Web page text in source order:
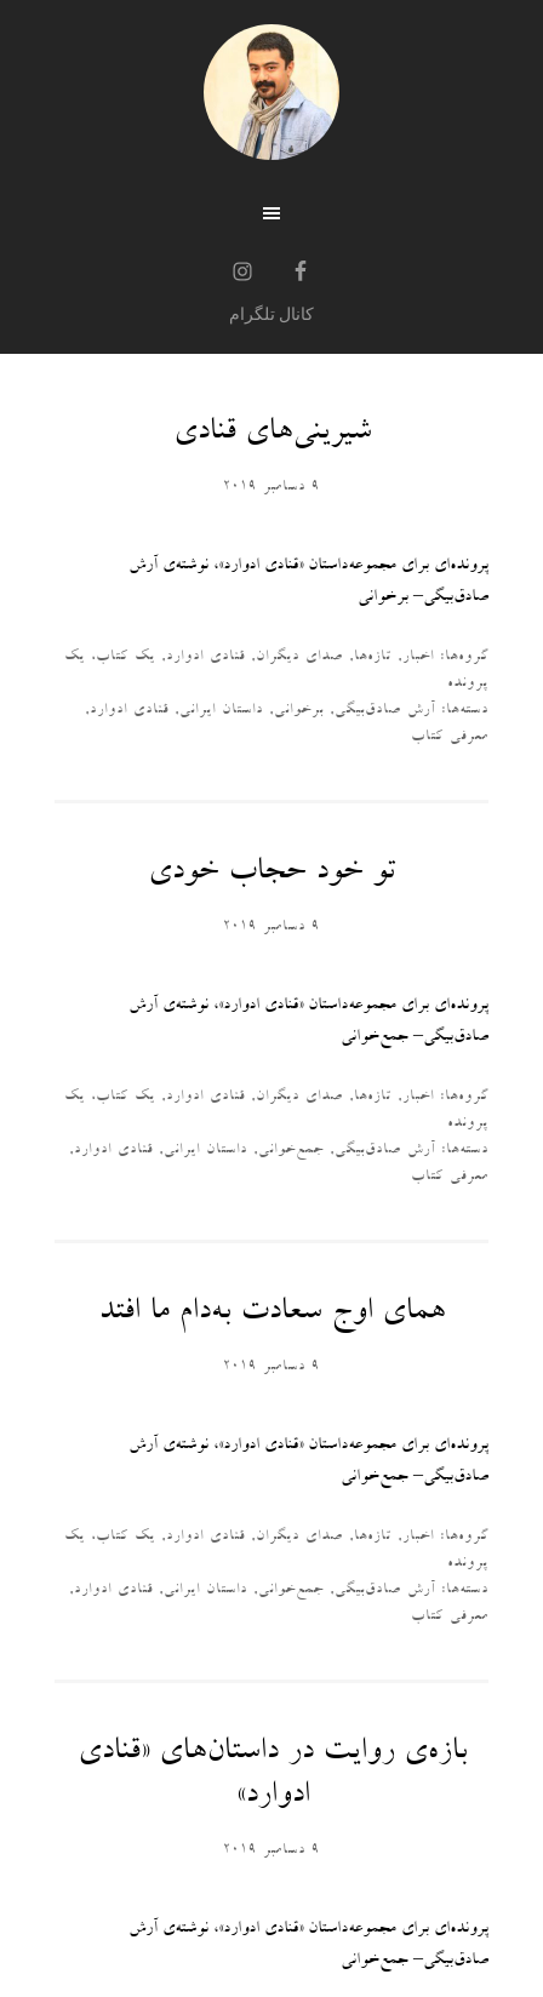
کانال تلگرام
شیرینی‌های قنادی
9 دسامبر 2019
پرونده‌ای برای مجموعه‌داستان «قنادی ادوارد»، نوشته‌ی آرش
صادق‌بیگی– برخوانی
گروه‌ها: اخبار, تازه‌ها, صدای دیگران, قنادی ادوارد, یک کتاب، یک
پرونده
دسته‌‌ها: آرش صادق‌بیگی, برخوانی, داستان ایرانی, قنادی ادوارد,
معرفی کتاب
تو خود حجاب خودی
9 دسامبر 2019
پرونده‌ای برای مجموعه‌داستان «قنادی ادوارد»، نوشته‌ی آرش
صادق‌بیگی– جمع‌خوانی
گروه‌ها: اخبار, تازه‌ها, صدای دیگران, قنادی ادوارد, یک کتاب، یک
پرونده
دسته‌‌ها: آرش صادق‌بیگی, جمع‌خوانی, داستان ایرانی, قنادی ادوارد,
معرفی کتاب
همای اوج سعادت به‌دام ما افتد
9 دسامبر 2019
پرونده‌ای برای مجموعه‌داستان «قنادی ادوارد»، نوشته‌ی آرش
صادق‌بیگی– جمع‌خوانی
گروه‌ها: اخبار, تازه‌ها, صدای دیگران, قنادی ادوارد, یک کتاب، یک
پرونده
دسته‌‌ها: آرش صادق‌بیگی, جمع‌خوانی, داستان ایرانی, قنادی ادوارد,
معرفی کتاب
بازه‌ی روایت در داستان‌های «قنادی
ادوارد»
9 دسامبر 2019
پرونده‌ای برای مجموعه‌داستان «قنادی ادوارد»، نوشته‌ی آرش
صادق‌بیگی– جمع‌خوانی